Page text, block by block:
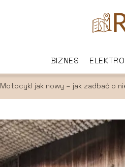
BIZNES
Motocykl jak nowy – jak zadbać o